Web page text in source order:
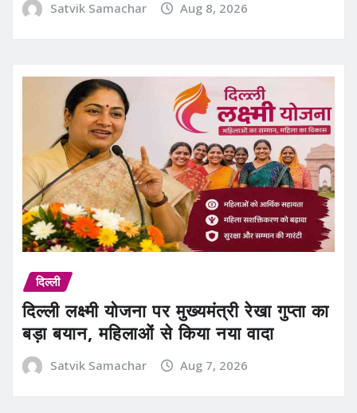
Satvik Samachar Aug 8, 2026
दिल्ली
दिल्ली लक्ष्मी योजना पर मुख्यमंत्री रेखा गुप्ता का
बड़ा बयान, महिलाओं से किया नया वादा
Satvik Samachar Aug 7, 2026